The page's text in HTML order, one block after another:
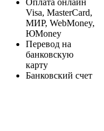
Visa, MasterCard,
МИР, WebMoney,
ЮMoney
Перевод на
банковскую
карту
Банковский счет